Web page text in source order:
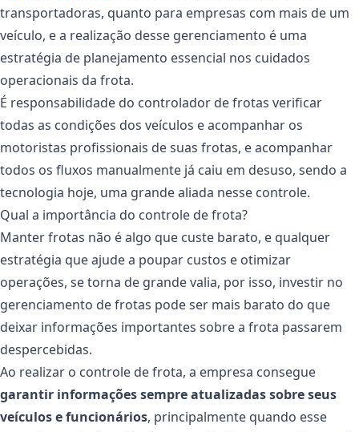
transportadoras, quanto para empresas com mais de um
veículo, e a realização desse gerenciamento é uma
estratégia de planejamento essencial nos cuidados
operacionais da frota.
É responsabilidade do controlador de frotas verificar
todas as condições dos veículos e acompanhar os
motoristas profissionais de suas frotas, e acompanhar
todos os fluxos manualmente já caiu em desuso, sendo a
tecnologia hoje, uma grande aliada nesse controle.
Qual a importância do controle de frota?
Manter frotas não é algo que custe barato, e qualquer
estratégia que ajude a poupar custos e otimizar
operações, se torna de grande valia, por isso, investir no
gerenciamento de frotas pode ser mais barato do que
deixar informações importantes sobre a frota passarem
despercebidas.
Ao realizar o controle de frota, a empresa consegue
garantir informações sempre atualizadas sobre seus
veículos e funcionários, principalmente quando esse